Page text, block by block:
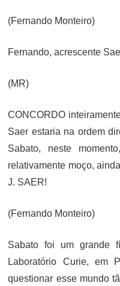
(Fernando Monteiro)
Fernando, acrescente
(MR)
CONCORDO
Saer estaria na ordem
Sabato, neste
relativamente moço,
J. SAER!
(Fernando Monteiro)
Sabato foi um grande
Laboratório Curie, em
questionar esse mundo